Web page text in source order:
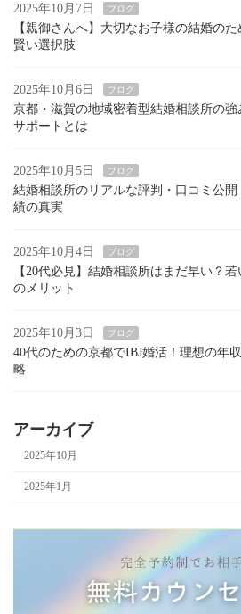
2025年10月7日 ブログ
【親御さんへ】大切なお子様の結婚の
賢い選択肢
2025年10月6日 ブログ
京都・滋賀の地域密着型結婚相談所の
サポートとは
2025年10月5日 ブログ
結婚相談所のリアルな評判・口コミ公
績の真実
2025年10月4日 ブログ
【20代必見】結婚相談所はまだ早い？
のメリット
2025年10月3日 ブログ
40代のための京都でIBJ婚活！理想の年
略
アーカイブ
2025年10月
2025年1月